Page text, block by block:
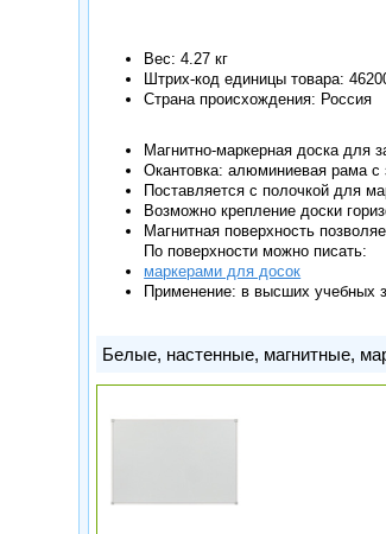
Вес: 4.27 кг
Штрих-код единицы товара:
Страна происхождения: Россия
Магнитно-маркерная доска для
Окантовка: алюминиевая рама с
Поставляется с полочкой для
Возможно крепление доски
Магнитная поверхность
По поверхности можно писать:
маркерами для досок
Применение: в высших учебных
Белые, настенные, магнитные,